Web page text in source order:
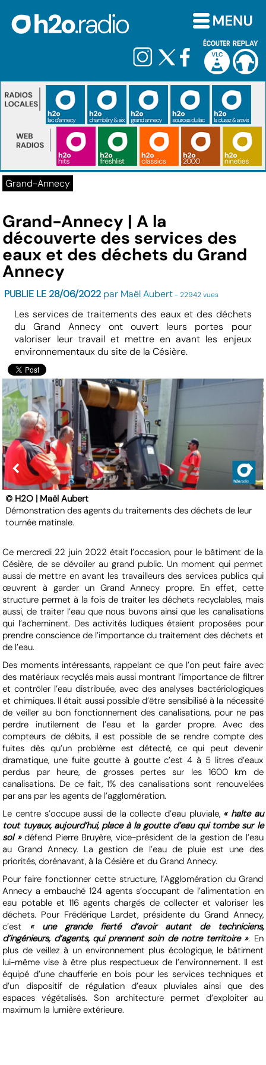
Grand-Annecy
Grand-Annecy | A la
découverte des services des
eaux et des déchets du Grand
Annecy
PUBLIE LE 28/06/2022 par Maël Aubert- 22942 vues
Les services de traitements des eaux et des déchets
du Grand Annecy ont ouvert leurs portes pour
valoriser leur travail et mettre en avant les enjeux
environnementaux du site de la Césière.
© H2O | Maël Aubert
Démonstration des agents du traitements des déchets de leur
tournée matinale.
Ce mercredi 22 juin 2022 était l’occasion, pour le bâtiment de la
Césière, de se dévoiler au grand public. Un moment qui permet
aussi de mettre en avant les travailleurs des services publics qui
œuvrent à garder un Grand Annecy propre. En effet, cette
structure permet à la fois de traiter les déchets recyclables, mais
aussi, de traiter l’eau que nous buvons ainsi que les canalisations
qui l’acheminent. Des activités ludiques étaient proposées pour
prendre conscience de l’importance du traitement des déchets et
de l’eau.
Des moments intéressants, rappelant ce que l’on peut faire avec
des matériaux recyclés mais aussi montrant l’importance de filtrer
et contrôler l’eau distribuée, avec des analyses bactériologiques
et chimiques. Il était aussi possible d’être sensibilisé à la nécessité
de veiller au bon fonctionnement des canalisations, pour ne pas
perdre inutilement de l’eau et la garder propre. Avec des
compteurs de débits, il est possible de se rendre compte des
fuites dès qu’un problème est détecté, ce qui peut devenir
dramatique, une fuite goutte à goutte c’est 4 à 5 litres d’eaux
perdus par heure, de grosses pertes sur les 1600 km de
canalisations. De ce fait, 1% des canalisations sont renouvelées
par ans par les agents de l’agglomération.
Le centre s’occupe aussi de la collecte d’eau pluviale, « halte au
tout tuyaux, aujourd’hui, place à la goutte d’eau qui tombe sur le
sol »défend Pierre Bruyère, vice-président de la gestion de l’eau
au Grand Annecy. La gestion de l’eau de pluie est une des
priorités, dorénavant, à la Césière et du Grand Annecy.
Pour faire fonctionner cette structure, l’Agglomération du Grand
Annecy a embauché 124 agents s’occupant de l’alimentation en
eau potable et 116 agents chargés de collecter et valoriser les
déchets. Pour Frédérique Lardet, présidente du Grand Annecy,
c’est « une grande fierté d’avoir autant de techniciens,
d’ingénieurs, d’agents, qui prennent soin de notre territoire ». En
plus de veillez à un environnement plus écologique, le bâtiment
lui-même vise à être plus respectueux de l’environnement. Il est
équipé d’une chaufferie en bois pour les services techniques et
d’un dispositif de régulation d’eaux pluviales ainsi que des
espaces végétalisés. Son architecture permet d’exploiter au
maximum la lumière extérieure.